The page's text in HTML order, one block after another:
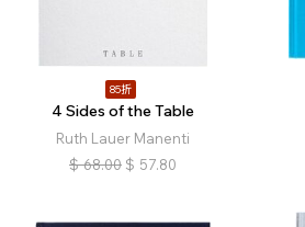
85折
4 Sides of the Table
Ruth Lauer Manenti
$ 68.00 $ 57.80